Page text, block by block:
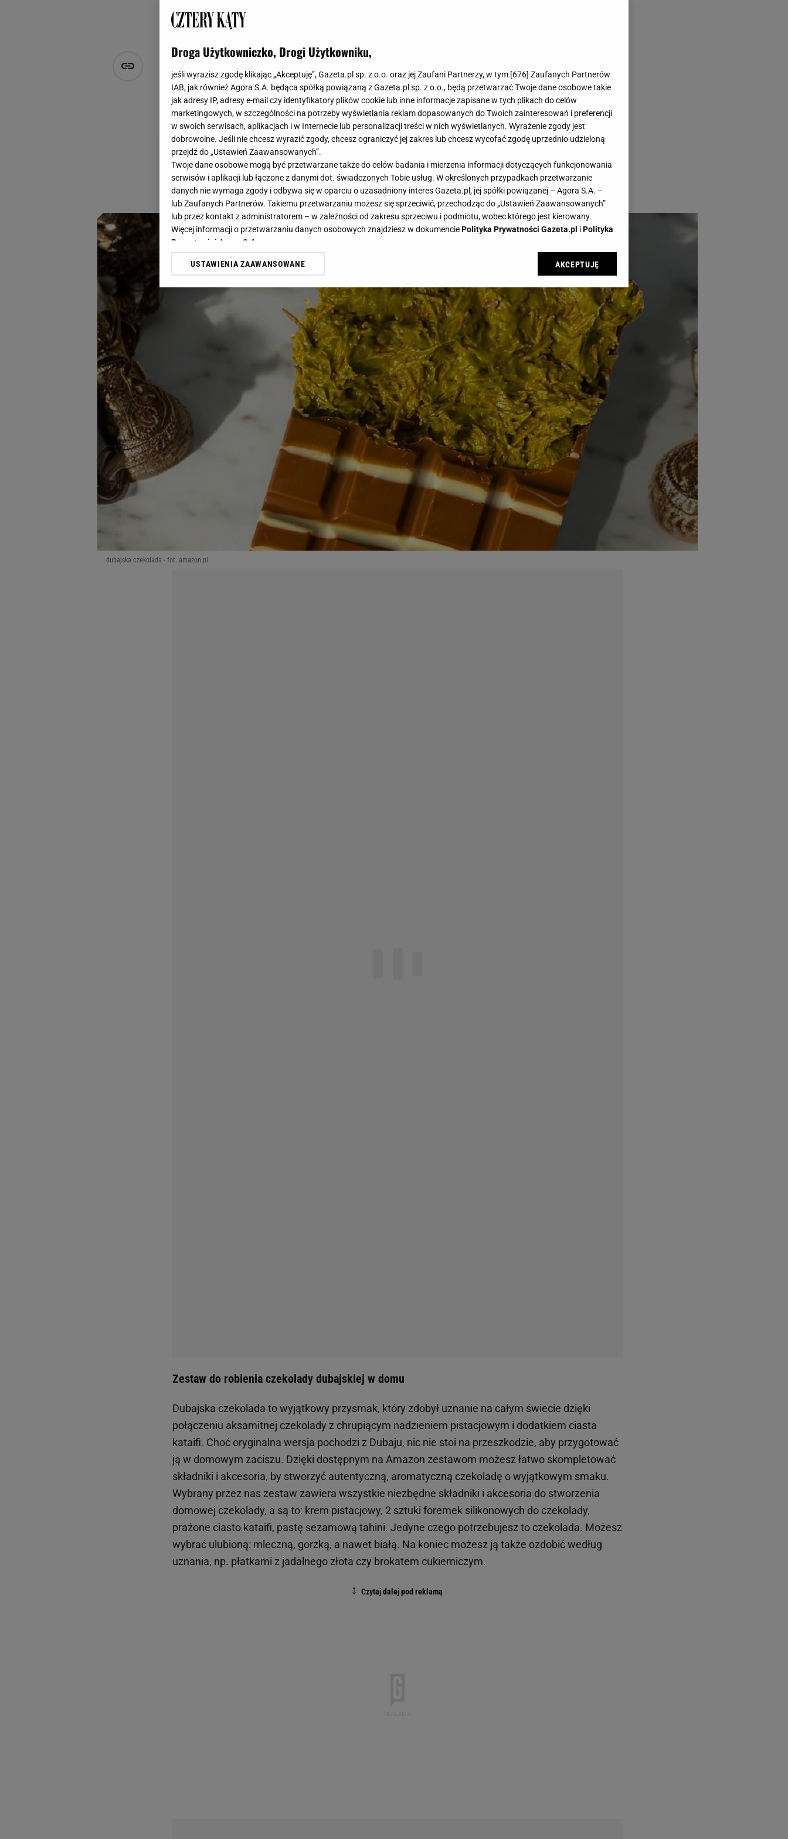
Dubajska czekolada w kilka minut? Tutaj znadziesz
wszystko, czego potrzeba do zrobienia jej w domu
Natalia Szyperek
28 marca 2025, 20:30
Dubajska czekolada to prawdziwa uczta dla podniebienia. Dobra wiadomość? Możesz zrobić ją
samodzielnie w domu! Najlepsze zestawy do jej przygotowania są dostępne na Amazon.
Sprawdź je już teraz.
dubajska czekolada - fot. amazon.pl
Zestaw do robienia czekolady dubajskiej w domu
Dubajska czekolada to wyjątkowy przysmak, który zdobył uznanie na całym świecie dzięki
połączeniu aksamitnej czekolady z chrupiącym nadzieniem pistacjowym i dodatkiem ciasta
kataifi. Choć oryginalna wersja pochodzi z Dubaju, nic nie stoi na przeszkodzie, aby przygotować
ją w domowym zaciszu. Dzięki dostępnym na Amazon zestawom możesz łatwo skompletować
składniki i akcesoria, by stworzyć autentyczną, aromatyczną czekoladę o wyjątkowym smaku.
Wybrany przez nas zestaw zawiera wszystkie niezbędne składniki i akcesoria do stworzenia
domowej czekolady, a są to: krem pistacjowy, 2 sztuki foremek silikonowych do czekolady,
prażone ciasto kataifi, pastę sezamową tahini. Jedyne czego potrzebujesz to czekolada. Możesz
wybrać ulubioną: mleczną, gorzką, a nawet białą. Na koniec możesz ją także ozdobić według
uznania, np. płatkami z jadalnego złota czy brokatem cukierniczym.
Droga Użytkowniczko, Drogi Użytkowniku,
jeśli wyrazisz zgodę klikając „Akceptuję”, Gazeta.pl sp. z o.o. oraz jej Zaufani Partnerzy, w tym [676] Zaufanych Partnerów
IAB, jak również Agora S.A. będąca spółką powiązaną z Gazeta.pl sp. z o.o., będą przetwarzać Twoje dane osobowe takie
jak adresy IP, adresy e-mail czy identyfikatory plików cookie lub inne informacje zapisane w tych plikach do celów
marketingowych, w szczególności na potrzeby wyświetlania reklam dopasowanych do Twoich zainteresowań i preferencji
w swoich serwisach, aplikacjach i w Internecie lub personalizacji treści w nich wyświetlanych. Wyrażenie zgody jest
dobrowolne. Jeśli nie chcesz wyrazić zgody, chcesz ograniczyć jej zakres lub chcesz wycofać zgodę uprzednio udzieloną
przejdź do „Ustawień Zaawansowanych”.
Twoje dane osobowe mogą być przetwarzane także do celów badania i mierzenia informacji dotyczących funkcjonowania
serwisów i aplikacji lub łączone z danymi dot. świadczonych Tobie usług. W określonych przypadkach przetwarzanie
danych nie wymaga zgody i odbywa się w oparciu o uzasadniony interes Gazeta.pl, jej spółki powiązanej – Agora S.A. –
lub Zaufanych Partnerów. Takiemu przetwarzaniu możesz się sprzeciwić, przechodząc do „Ustawień Zaawansowanych”
lub przez kontakt z administratorem – w zależności od zakresu sprzeciwu i podmiotu, wobec którego jest kierowany.
Więcej informacji o przetwarzaniu danych osobowych znajdziesz w dokumenciePolityka Prywatności Gazeta.pl iPolityka
Prywatności Agora S.A.
Klikając „Akceptuję” wyrażasz też zgodę na zainstalowanie i przechowywanie plików cookie Gazeta.pl sp. z o.o., jej
dotyczące plików cookie, wywołując narzędzie do zarządzania twoimi preferencjami dot. przetwarzania danych poprzez
odnośnik „Ustawienia prywatności ” w stopce serwisu i przechodząc do „Ustawień Zaawansowanych”. Zmiana ustawień
plików cookie możliwa jest także za pomocą ustawień przeglądarki.
My, nasi Zaufani Partnerzy i Agora S.A. możemy przetwarzać dane osobowe w następujących celach:
Użycie dokładnych danych geolokalizacyjnych. Aktywne skanowanie charakterystyki urządzenia do celów identyfikacji.
Przechowywanie informacji na urządzeniu lub dostęp do nich. Spersonalizowane reklamy i treści, pomiar reklam i treści,
badnie odbiorców i ulepszanie usług.Lista Zaufanych Partnerów
USTAWIENIA ZAAWANSOWANE AKCEPTUJĘ